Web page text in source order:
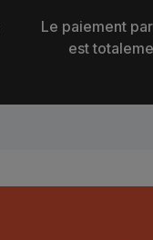
Le paiement
est